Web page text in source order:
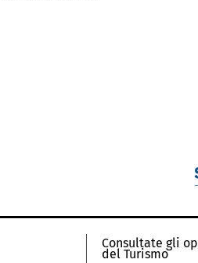
Consultate gli
del Turismo